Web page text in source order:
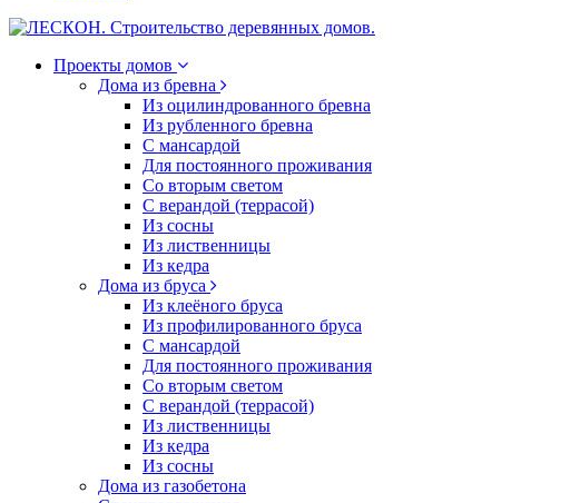
Проекты домов
Дома из бревна
Из оцилиндрованного бревна
Из рубленного бревна
С мансардой
Для постоянного проживания
Со вторым светом
С верандой (террасой)
Из сосны
Из лиственницы
Из кедра
Дома из бруса
Из клеёного бруса
Из профилированного бруса
С мансардой
Для постоянного проживания
Со вторым светом
С верандой (террасой)
Из лиственницы
Из кедра
Из сосны
Дома из газобетона